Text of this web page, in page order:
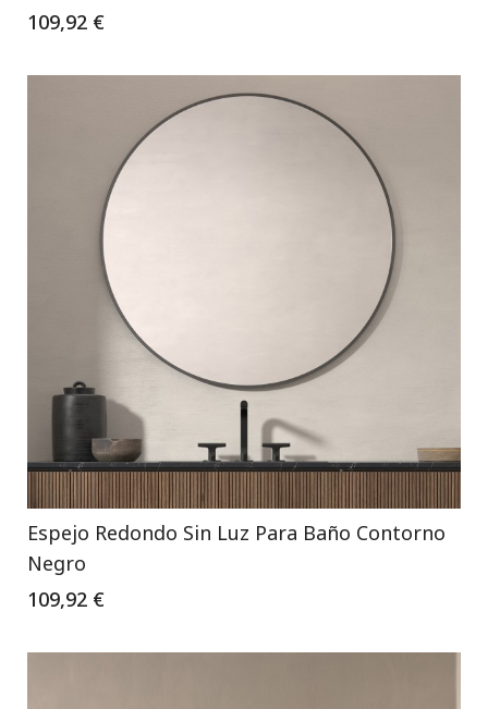
109,92 €
Espejo Redondo Sin Luz Para Baño Contorno
Negro
109,92 €